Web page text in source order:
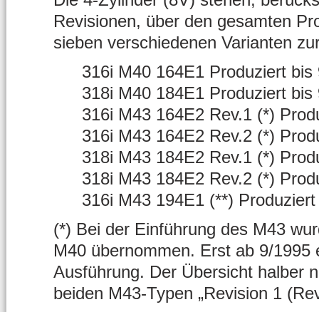
Revisionen, über den gesamten
sieben verschiedenen Varianten
316i M40 164E1 Produziert bis
318i M40 184E1 Produziert bis
316i M43 164E2 Rev.1 (*)
316i M43 164E2 Rev.2 (*)
318i M43 184E2 Rev.1 (*)
318i M43 184E2 Rev.2 (*)
316i M43 194E1 (**)
(*) Bei der Einführung des M43
M40 übernommen. Erst ab 9/
Ausführung. Der Übersicht halber
beiden M43-Typen „Revision 1